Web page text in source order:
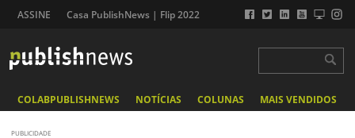
ASSINE Casa PublishNews | Flip 2022
COLABPUBLISHNEWS NOTÍCIAS COLUNAS MAIS VENDIDOS
PUBLICIDADE